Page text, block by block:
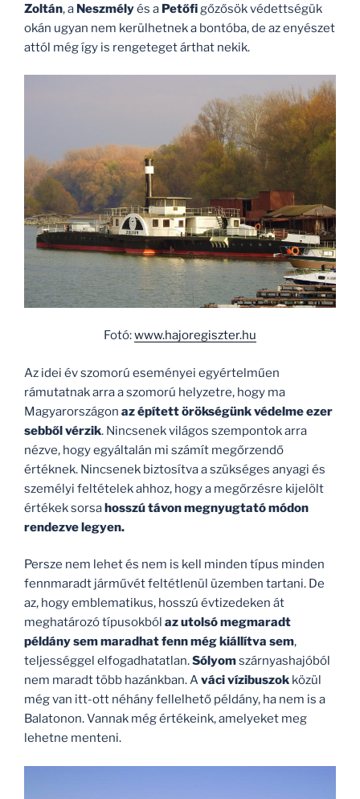
Zoltán, a Neszmélyés a Petőfi gőzősök védettségük
okán ugyan nem kerülhetnek a bontóba, de az enyészet
attól még így is rengeteget árthat nekik.
Fotó:www.hajoregiszter.hu
Az idei év szomorú eseményei egyértelműen
rámutatnak arra a szomorú helyzetre, hogy ma
Magyarországon az épített örökségünk védelme ezer
sebből vérzik. Nincsenek világos szempontok arra
nézve, hogy egyáltalán mi számít megőrzendő
értéknek. Nincsenek biztosítva a szükséges anyagi és
személyi feltételek ahhoz, hogy a megőrzésre kijelölt
értékek sorsahosszú távon megnyugtató módon
rendezve legyen.
Persze nem lehet és nem is kell minden típus minden
fennmaradt járművét feltétlenül üzemben tartani. De
az, hogy emblematikus, hosszú évtizedeken át
meghatározó típusokból az utolsó megmaradt
példány sem maradhat fenn még kiállítva sem,
teljességgel elfogadhatatlan.Sólyomszárnyashajóból
nem maradt több hazánkban. Aváci vízibuszok közül
még van itt-ott néhány fellelhető példány, ha nem is a
Balatonon. Vannak még értékeink, amelyeket meg
lehetne menteni.